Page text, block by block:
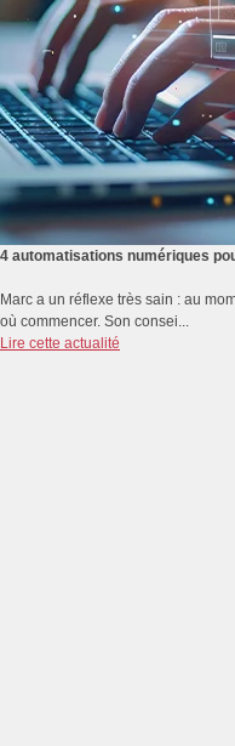
4 automatisations numériques
Marc a un réflexe très sain : au
où commencer. Son consei...
Lire cette actualité